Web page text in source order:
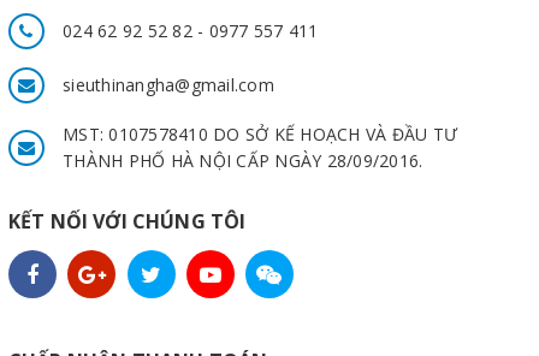
024 62 92 52 82 - 0977 557 411
sieuthinangha@gmail.com
MST: 0107578410 DO SỞ KẾ HOẠCH VÀ ĐẦU TƯ
THÀNH PHỐ HÀ NỘI CẤP NGÀY 28/09/2016.
KẾT NỐI VỚI CHÚNG TÔI